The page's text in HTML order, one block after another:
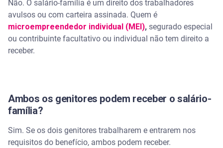
Não. O salário-família é um direito dos trabalhadores
avulsos ou com carteira assinada. Quem é
microempreendedor individual (MEI), segurado especial
ou contribuinte facultativo ou individual não tem direito a
receber.
Ambos os genitores podem receber o salário-
família?
Sim. Se os dois genitores trabalharem e entrarem nos
requisitos do benefício, ambos podem receber.